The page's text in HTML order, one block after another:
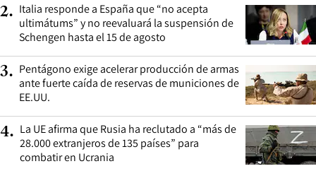
2. Italia responde a España que “no acepta
ultimátums” y no reevaluará la suspensión de
Schengen hasta el 15 de agosto
3. Pentágono exige acelerar producción de armas
ante fuerte caída de reservas de municiones de
EE.UU.
4. La UE afirma que Rusia ha reclutado a “más de
28.000 extranjeros de 135 países” para
combatir en Ucrania